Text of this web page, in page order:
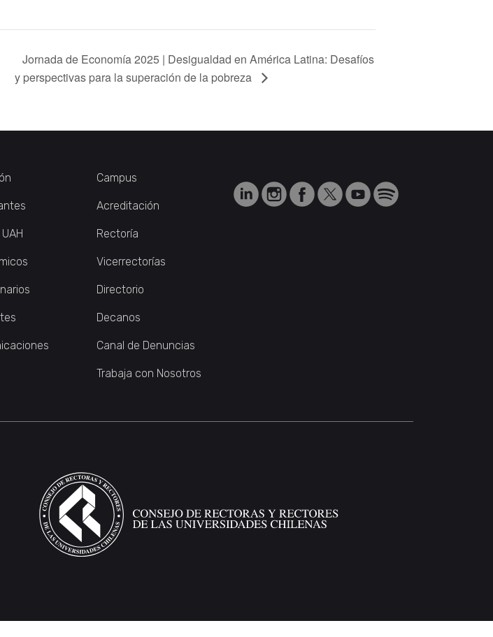
Jornada de Economía 2025 | Desigualdad en América Latina: Desafíos
y perspectivas para la superación de la pobreza
Campus
Acreditación
Rectoría
Vicerrectorías
Directorio
Decanos
Canal de Denuncias
Trabaja con Nosotros